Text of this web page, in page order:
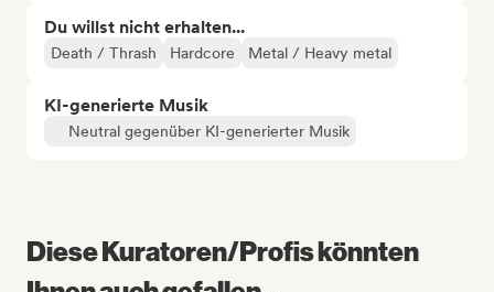
Du willst nicht erhalten...
Death / Thrash Hardcore Metal / Heavy metal
KI-generierte Musik
Neutral gegenüber KI-generierter Musik
Diese Kuratoren/Profis könnten